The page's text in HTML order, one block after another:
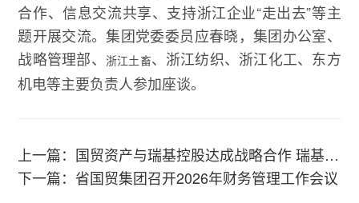
合作、信息交流共享、支持浙江企业“走出去”等主
题开展交流。集团党委委员应春晓，集团办公室、
战略管理部、
浙江土畜、浙江纺织、浙江化工、东方
机电等主要负责人参加座谈。
上一篇：国贸资产与瑞基控股达成战略合作 瑞基产服入驻国贸慧谷创新园
下一篇：省国贸集团召开2026年财务管理工作会议